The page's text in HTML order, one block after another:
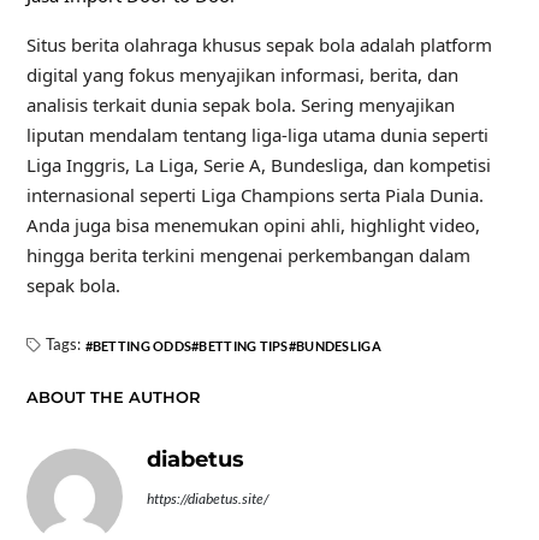
Situs berita olahraga khusus sepak bola adalah platform
digital yang fokus menyajikan informasi, berita, dan
analisis terkait dunia sepak bola. Sering menyajikan
liputan mendalam tentang liga-liga utama dunia seperti
Liga Inggris, La Liga, Serie A, Bundesliga, dan kompetisi
internasional seperti Liga Champions serta Piala Dunia.
Anda juga bisa menemukan opini ahli, highlight video,
hingga berita terkini mengenai perkembangan dalam
sepak bola.
Tags: BETTING ODDS BETTING TIPS BUNDESLIGA
ABOUT THE AUTHOR
diabetus
https://diabetus.site/